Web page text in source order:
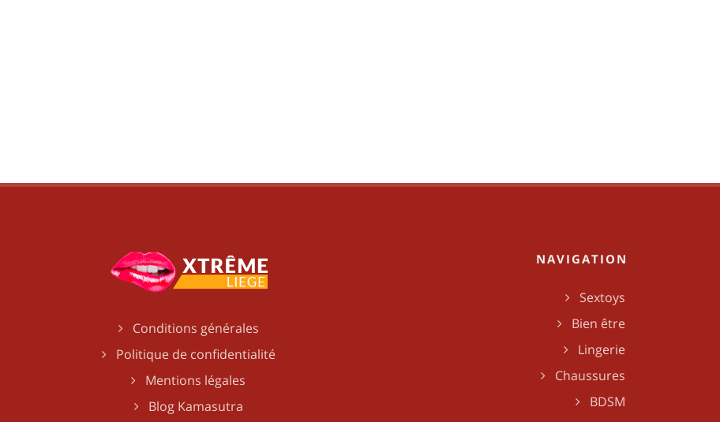
Conditions générales
Politique de confidentialité
Mentions légales
Blog Kamasutra
NAVIGATION
Sextoys
Bien être
Lingerie
Chaussures
BDSM